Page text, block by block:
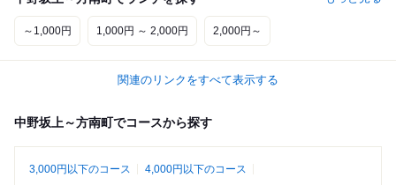
～1,000円 1,000円 ～ 2,000円 2,000円～
関連のリンクをすべて表示する
中野坂上～方南町でコースから探す
3,000円以下のコース
4,000円以下のコース